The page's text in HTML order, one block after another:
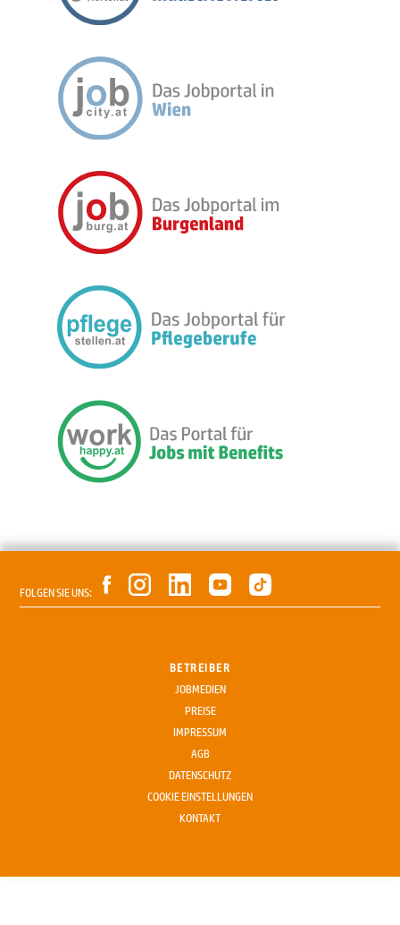
FOLGEN SIE UNS:
BETREIBER
JOBMEDIEN
PREISE
IMPRESSUM
AGB
DATENSCHUTZ
COOKIE EINSTELLUNGEN
KONTAKT